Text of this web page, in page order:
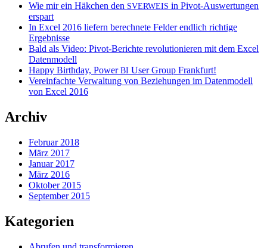
Wie mir ein Häkchen den SVERWEIS in Pivot-Auswertungen
erspart
In Excel 2016 liefern berechnete Felder endlich richtige
Ergebnisse
Bald als Video: Pivot-Berichte revolutionieren mit dem Excel
Datenmodell
Happy Birthday, PowerBI User Group Frankfurt!
Vereinfachte Verwaltung von Beziehungen im Datenmodell
von Excel 2016
Archiv
Februar 2018
März 2017
Januar 2017
März 2016
Oktober 2015
September 2015
Kategorien